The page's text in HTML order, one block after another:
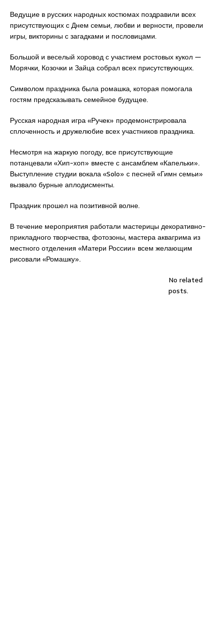
Ведущие в русских народных костюмах поздравили всех
присутствующих с Днем семьи, любви и верности, провели
игры, викторины с загадками и пословицами.
Большой и веселый хоровод с участием ростовых кукол —
Морячки, Козочки и Зайца собрал всех присутствующих.
Символом праздника была ромашка, которая помогала
гостям предсказывать семейное будущее.
Русская народная игра «Ручек» продемонстрировала
сплоченность и дружелюбие всех участников праздника.
Несмотря на жаркую погоду, все присутствующие
потанцевали «Хип-хоп» вместе с ансамблем «Капельки».
Выступление студии вокала «Solo» с песней «Гимн семьи»
вызвало бурные аплодисменты.
Праздник прошел на позитивной волне.
В течение мероприятия работали мастерицы декоративно-
прикладного творчества, фотозоны, мастера аквагрима из
местного отделения «Матери России» всем желающим
рисовали «Ромашку».
No related
posts.